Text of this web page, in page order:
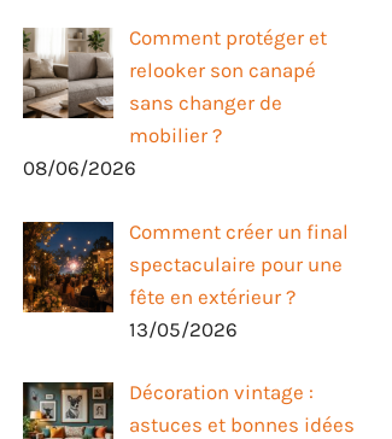
Comment protéger et
relooker son canapé
sans changer de
mobilier ?
08/06/2026
Comment créer un final
spectaculaire pour une
fête en extérieur ?
13/05/2026
Décoration vintage :
astuces et bonnes idées